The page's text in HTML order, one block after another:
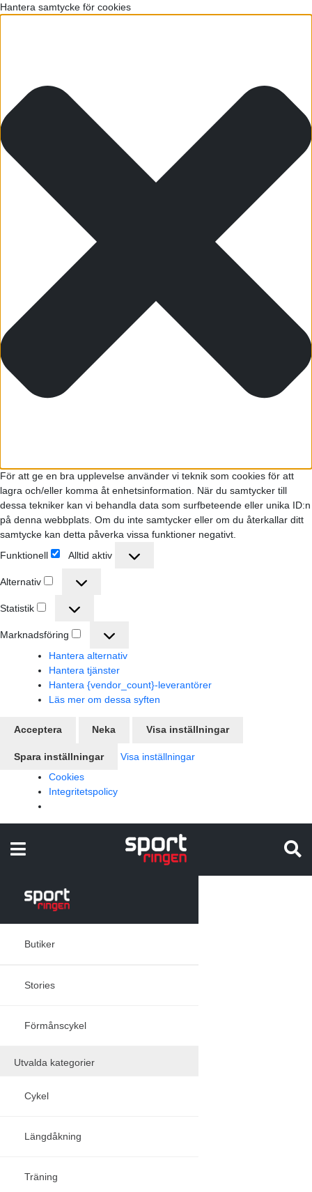
Hantera samtycke för cookies
För att ge en bra upplevelse använder vi teknik som cookies för att
lagra och/eller komma åt enhetsinformation. När du samtycker till
dessa tekniker kan vi behandla data som surfbeteende eller unika ID:n
på denna webbplats. Om du inte samtycker eller om du återkallar ditt
samtycke kan detta påverka vissa funktioner negativt.
Funktionell
Alltid aktiv
Alternativ
Statistik
Marknadsföring
Hantera alternativ
Hantera tjänster
Hantera {vendor_count}-leverantörer
Läs mer om dessa syften
Acceptera Neka Visa inställningar
Spara inställningar
Visa inställningar
Cookies
Integritetspolicy
Butiker
Stories
Förmånscykel
Utvalda kategorier
Cykel
Längdåkning
Träning